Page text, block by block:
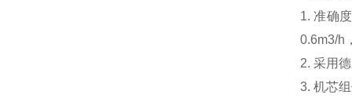
1. 准确
0.6m3/h
2. 采用
3. 机芯